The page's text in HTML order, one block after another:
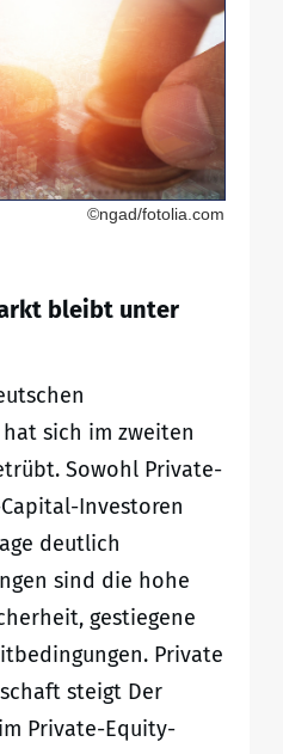
©ngad/fotolia.com
bleibt unter
sich im zweiten
Sowohl Private-
Investoren
deutlich
sind die hohe
gestiegene
Private
steigt Der
Private-Equity-